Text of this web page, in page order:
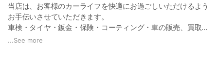
当店は、お客様のカーライフを快適にお過ごしいただけるよう
お手伝いさせていただきます。
車検・タイヤ・鈑金・保険・コーティング・車の販売、買取…
お車のことでお困りの際には、当店にお任せください！
...See more